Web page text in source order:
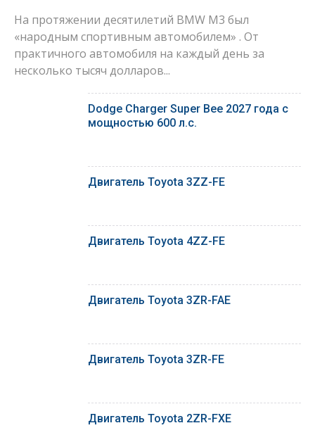
На протяжении десятилетий BMW M3 был
«народным спортивным автомобилем» . От
практичного автомобиля на каждый день за
несколько тысяч долларов...
Dodge Charger Super Bee 2027 года с
мощностью 600 л.с.
Двигатель Toyota 3ZZ-FE
Двигатель Toyota 4ZZ-FE
Двигатель Toyota 3ZR-FAE
Двигатель Toyota 3ZR-FE
Двигатель Toyota 2ZR-FXE